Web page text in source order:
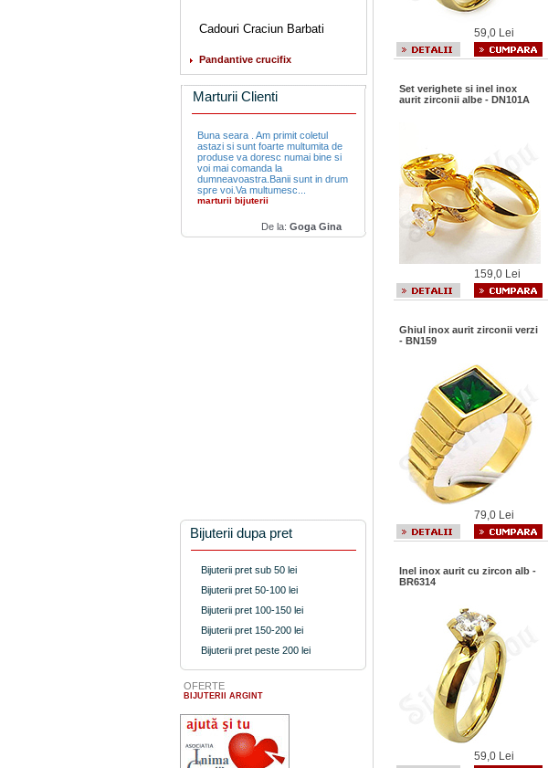
Cadouri Craciun Barbati
Pandantive crucifix
Marturii Clienti
Buna seara . Am primit coletul
astazi si sunt foarte multumita de
produse va doresc numai bine si
voi mai comanda la
dumneavoastra.Banii sunt in drum
spre voi.Va multumesc...
marturii bijuterii
De la: Goga Gina
Bijuterii dupa pret
Bijuterii pret sub 50 lei
Bijuterii pret 50-100 lei
Bijuterii pret 100-150 lei
Bijuterii pret 150-200 lei
Bijuterii pret peste 200 lei
OFERTE
BIJUTERII ARGINT
59,0 Lei
Set verighete si inel inox
aurit zirconii albe - DN101A
159,0 Lei
Ghiul inox aurit zirconii verzi
- BN159
79,0 Lei
Inel inox aurit cu zircon alb -
BR6314
59,0 Lei